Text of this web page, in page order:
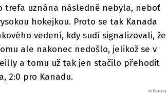
trefa uznána následně nebyla, neboť
hokejkou. Proto se tak Kanada
vedení, kdy sudí signalizovali, že
ale nakonec nedošlo, jelikož se v
a tomu už tak jen stačilo přehodit
2:0 pro Kanadu.